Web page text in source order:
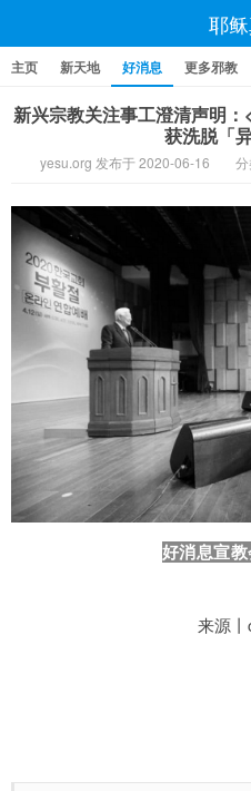
耶
主页 新天地 好消息 更多邪教
新兴宗教关注事工澄清声明
获洗脱「
yesu.org 发布于 2020-06-16 分
好消息宣
来源丨